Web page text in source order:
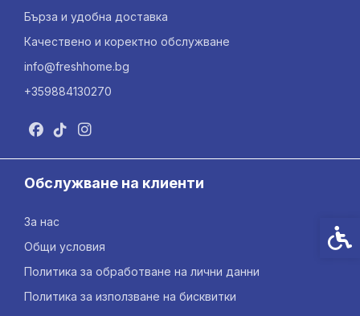
Бърза и удобна доставка
Качествено и коректно обслужване
info@freshhome.bg
+359884130270
Обслужване на клиенти
За нас
Общи условия
Политика за обработване на лични данни
Политика за използване на бисквитки